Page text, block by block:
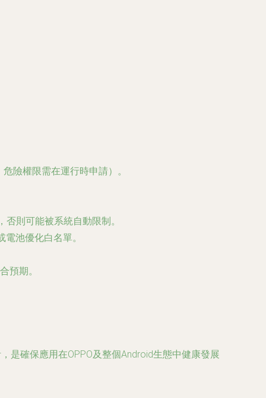
險權限需在運行時申請）。
則可能被系統自動限制。
池優化白名單。
預期。
是確保應用在OPPO及整個Android生態中健康發展